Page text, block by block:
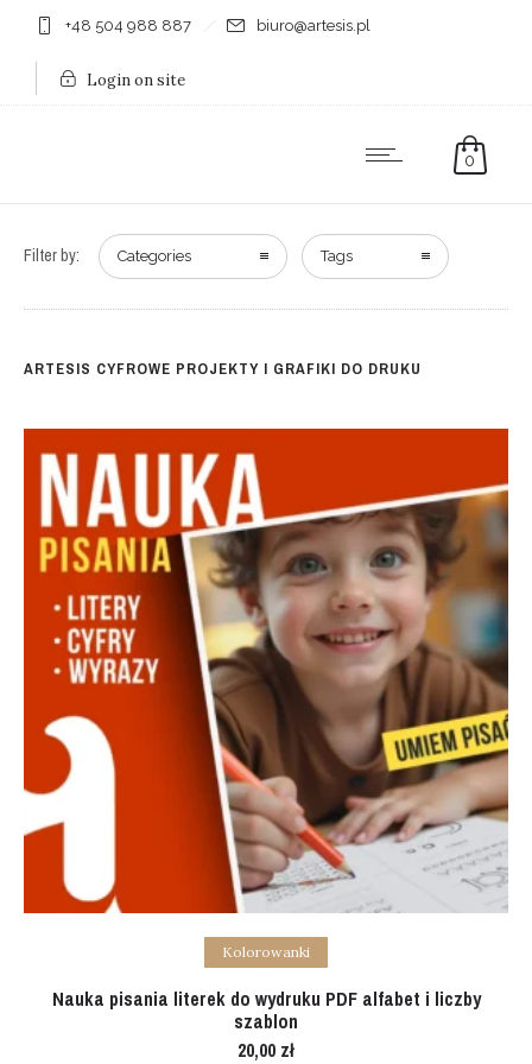
+48 504 988 887 biuro@artesis.pl
Login on site
0
Filter by: Categories Tags
ARTESIS CYFROWE PROJEKTY I GRAFIKI DO DRUKU
Add to cart
Kolorowanki
Nauka pisania literek do wydruku PDF alfabet i liczby
szablon
20,00 zł